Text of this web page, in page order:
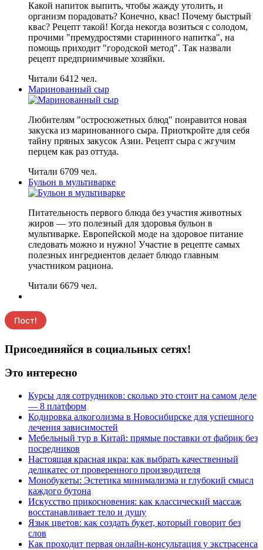
Какой напиток выпить, чтобы жажду утолить, и
организм порадовать? Конечно, квас! Почему быстрый
квас? Рецепт такой! Когда некогда возиться с солодом,
прочими "премудростями старинного напитка", на
помощь приходит "городской метод". Так назвали
рецепт предприимчивые хозяйки.
Читали 6412 чел.
Маринованный сыр
Любителям "остросюжетных блюд" понравится новая
закуска из маринованного сыра. Приоткройте для себя
тайну пряных закусок Азии. Рецепт сыра с жгучим
перцем как раз оттуда.
Читали 6709 чел.
Бульон в мультиварке
Питательность первого блюда без участия животных
жиров — это полезный для здоровья бульон в
мультиварке. Европейской моде на здоровое питание
следовать можно и нужно! Участие в рецепте самых
полезных ингредиентов делает блюдо главным
участником рациона.
Читали 6679 чел.
Присоединяйся в социальных сетях!
Это интересно
Курсы для сотрудников: сколько это стоит на самом деле
— 8 платформ
Кодировка алкоголизма в Новосибирске для успешного
лечения зависимостей
Мебельный тур в Китай: прямые поставки от фабрик без
посредников
Настоящая красная икра: как выбрать качественный
деликатес от проверенного производителя
Монобукеты: Эстетика минимализма и глубокий смысл
каждого бутона
Искусство прикосновения: как классический массаж
восстанавливает тело и душу
Язык цветов: как создать букет, который говорит без
слов
Как проходит первая онлайн-консультация у экстрасенса